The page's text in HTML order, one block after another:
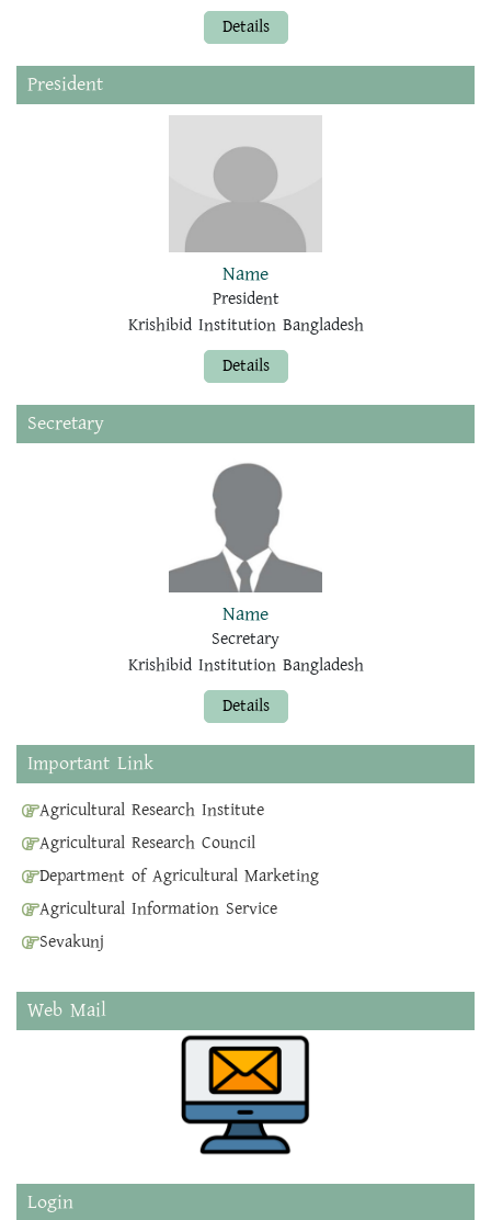
Details
President
Name
President
Krishibid Institution Bangladesh
Details
Secretary
Name
Secretary
Krishibid Institution Bangladesh
Details
Important Link
Agricultural Research Institute
Agricultural Research Council
Department of Agricultural Marketing
Agricultural Information Service
Sevakunj
Web Mail
Login